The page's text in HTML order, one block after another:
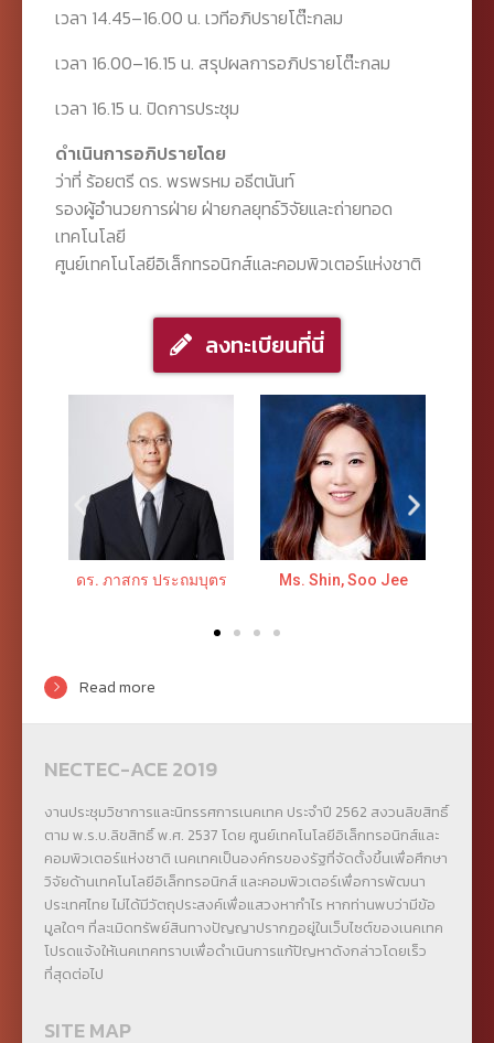
เวลา 14.45–16.00 น. เวทีอภิปรายโต๊ะกลม
เวลา 16.00–16.15 น. สรุปผลการอภิปรายโต๊ะกลม
เวลา 16.15 น. ปิดการประชุม
ดำเนินการอภิปรายโดย
ว่าที่ ร้อยตรี ดร. พรพรหม อธีตนันท์
รองผู้อำนวยการฝ่าย ฝ่ายกลยุทธ์วิจัยและถ่ายทอด
เทคโนโลยี
ศูนย์เทคโนโลยีอิเล็กทรอนิกส์และคอมพิวเตอร์แห่งชาติ
ลงทะเบียนที่นี่
ดร. ภาสกร ประถมบุตร Ms. Shin, Soo Jee Dr. Hwang,
Read more
NECTEC-ACE 2019
งานประชุมวิชาการและนิทรรศการเนคเทค ประจำปี 2562 สงวนลิขสิทธิ์
ตาม พ.ร.บ.ลิขสิทธิ์ พ.ศ. 2537 โดย ศูนย์เทคโนโลยีอิเล็กทรอนิกส์และ
คอมพิวเตอร์แห่งชาติ เนคเทคเป็นองค์กรของรัฐที่จัดตั้งขึ้นเพื่อศึกษา
วิจัยด้านเทคโนโลยีอิเล็กทรอนิกส์ และคอมพิวเตอร์เพื่อการพัฒนา
ประเทศไทย ไม่ได้มีวัตถุประสงค์เพื่อแสวงหากำไร หากท่านพบว่ามีข้อ
มูลใดๆ ที่ละเมิดทรัพย์สินทางปัญญาปรากฏอยู่ในเว็บไซต์ของเนคเทค
โปรดแจ้งให้เนคเทคทราบเพื่อดำเนินการแก้ปัญหาดังกล่าวโดยเร็ว
ที่สุดต่อไป
SITE MAP